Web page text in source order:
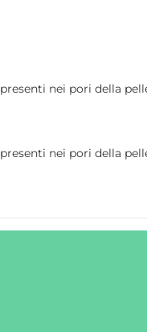
nei pori della
nei pori della